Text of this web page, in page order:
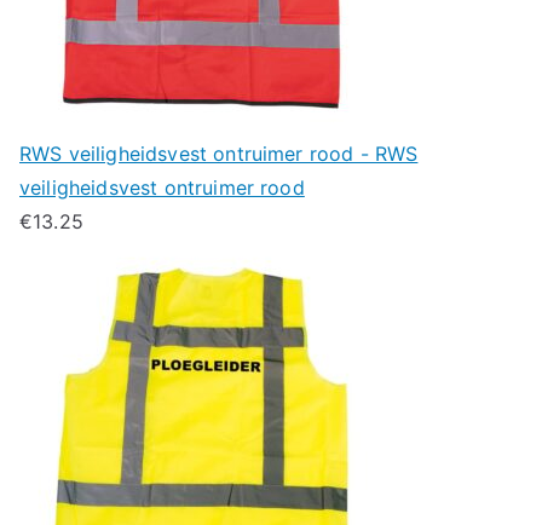
RWS veiligheidsvest ontruimer rood - RWS
veiligheidsvest ontruimer rood
€13.25